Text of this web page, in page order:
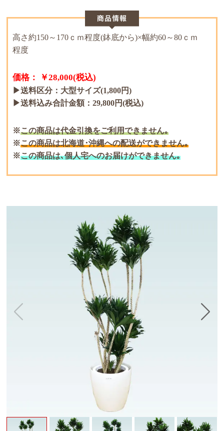
高さ約150～170ｃｍ程度(鉢底から)×幅約60～80ｃｍ
程度
価格： ￥28,000(税込)
▶送料区分：大型サイズ(1,800円)
▶送料込み合計金額：29,800円(税込)
この商品は代金引換をご利用できません｡
この商品は北海道･沖縄への配送ができません｡
この商品は､個人宅へのお届けができません｡